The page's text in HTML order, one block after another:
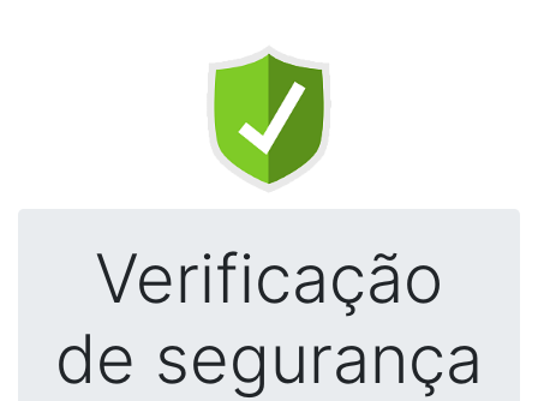
Verificação
de segurança